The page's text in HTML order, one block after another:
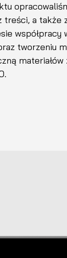
a także
współpracy
tworzeniu